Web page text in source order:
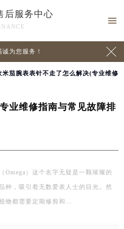
后服务中心

为您服务！ 
米茄腕表表针不走了怎么解决(专业维修
业维修指南与常见故障排
Omega）这个名字无疑是一颗璀璨的
种，吸引着无数爱表人士的目光。然
物都需要定期修剪和…